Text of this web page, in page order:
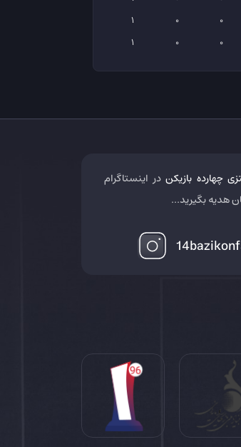
0
0
1
0
0
1
چهارده بازیکن در اینستاگرام
هدیه بگیرید...